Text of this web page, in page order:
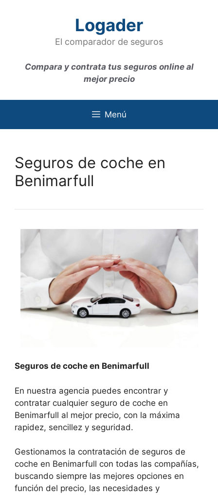
Logader
El comparador de seguros
Compara y contrata tus seguros online al
mejor precio
Menú
Seguros de coche en
Benimarfull
Seguros de coche en Benimarfull
En nuestra agencia puedes encontrar y
contratar cualquier seguro de coche en
Benimarfull al mejor precio, con la máxima
rapidez, sencillez y seguridad.
Gestionamos la contratación de seguros de
coche en Benimarfull con todas las compañías,
buscando siempre las mejores opciones en
función del precio, las necesidades y